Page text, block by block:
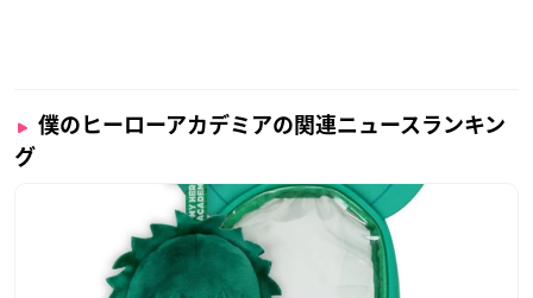
僕のヒーローアカデミアの関連ニュースランキン
グ